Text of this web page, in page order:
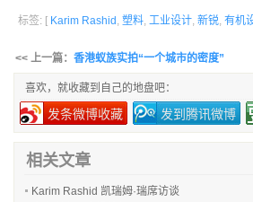
标签: [ Karim Rashid , 塑料, 工业设计, 新锐, 有机
<< 上一篇： 香港蚁族实拍“一个城市的密度”
喜欢，就收藏到自己的地盘吧：
发条微博收藏 发到腾讯微博
相关文章
Karim Rashid 凯瑞姆·瑞席访谈